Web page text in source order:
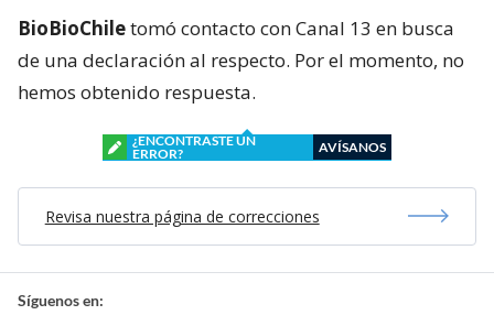
BioBioChiletomó contacto con Canal 13 en busca
de una declaración al respecto. Por el momento, no
hemos obtenido respuesta.
¿ENCONTRASTE UN
ERROR?
AVÍSANOS
Revisa nuestra página de correcciones
Síguenos en: